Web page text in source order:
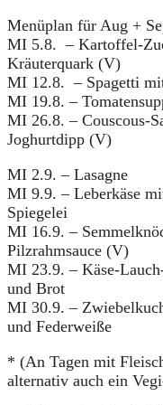
Menüplan für Aug +
MI 5.8. – Kartoffel-
Kräuterquark (V)
MI 12.8. – Spagetti
MI 19.8. –
MI 26.8. – Couscous-
Joghurtdipp (V)
MI 2.9. – Lasagne
MI 9.9. – Leberkäse
Spiegelei
MI 16.9. –
Pilzrahmsauce (V)
MI 23.9. – Käse-
und Brot
MI 30.9. –
und Federweiße
* (An Tagen mit
alternativ auch ein